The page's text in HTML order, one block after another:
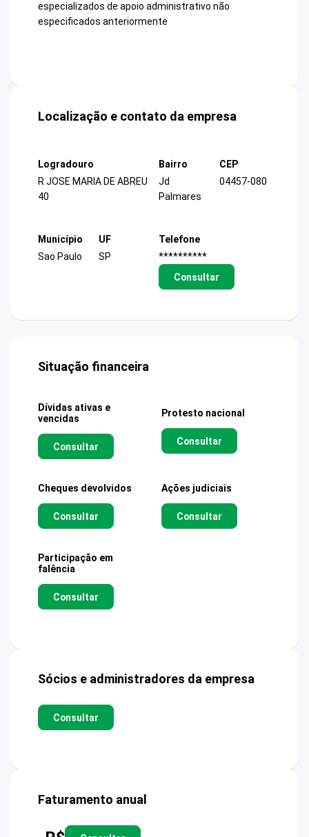
especializados de apoio administrativo não
especificados anteriormente
Localização e contato da empresa
Logradouro
R JOSE MARIA DE ABREU
40
Bairro
Jd
Palmares
CEP
04457-080
Município
Sao Paulo
UF
SP
Telefone
**********
Consultar
Situação financeira
Dívidas ativas e
vencidas
Consultar
Protesto nacional
Consultar
Cheques devolvidos
Consultar
Ações judiciais
Consultar
Participação em
falência
Consultar
Sócios e administradores da empresa
Consultar
Faturamento anual